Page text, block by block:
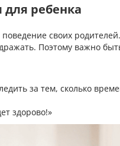
ребенка
своих
Поэтому важно
за тем, сколько
здорово!»